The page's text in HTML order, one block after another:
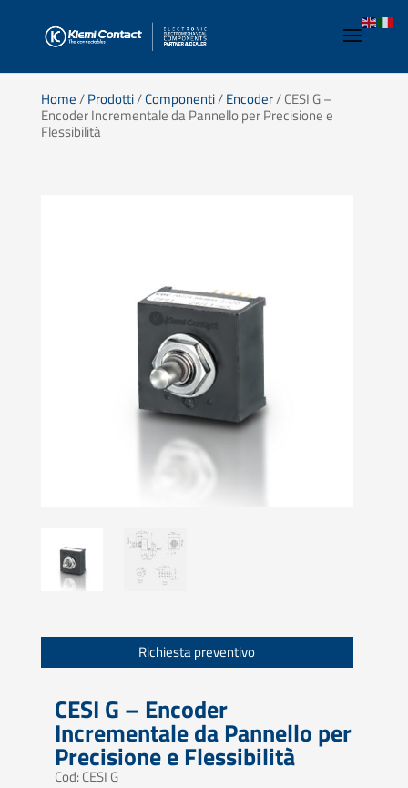
Home/Prodotti/Componenti/Encoder/ CESI G –
Encoder Incrementale da Pannello per Precisione e
Flessibilità
Richiesta preventivo
CESI G – Encoder
Incrementale da Pannello per
Precisione e Flessibilità
Cod: CESI G